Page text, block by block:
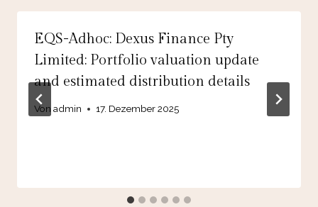
EQS-Adhoc: Dexus Finance Pty
Limited: Portfolio valuation update
and estimated distribution details
Von admin 17. Dezember 2025